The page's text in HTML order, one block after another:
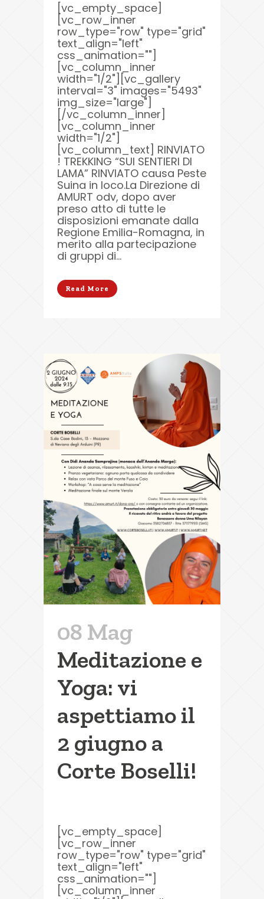
[vc_empty_space]
[vc_row_inner
row_type="row" type="grid"
text_align="left"
css_animation=""]
[vc_column_inner
width="1/2"][vc_gallery
interval="3" images="5493"
img_size="large"]
[/vc_column_inner]
[vc_column_inner
width="1/2"]
[vc_column_text] RINVIATO
! TREKKING “SUI SENTIERI DI
LAMA” RINVIATO causa Peste
Suina in loco.La Direzione di
AMURT odv, dopo aver
preso atto di tutte le
disposizioni emanate dalla
Regione Emilia-Romagna, in
merito alla partecipazione
di gruppi di...
Read More
08 Mag
Meditazione e
Yoga: vi
aspettiamo il
2 giugno a
Corte Boselli!
[vc_empty_space]
[vc_row_inner
row_type="row" type="grid"
text_align="left"
css_animation=""]
[vc_column_inner